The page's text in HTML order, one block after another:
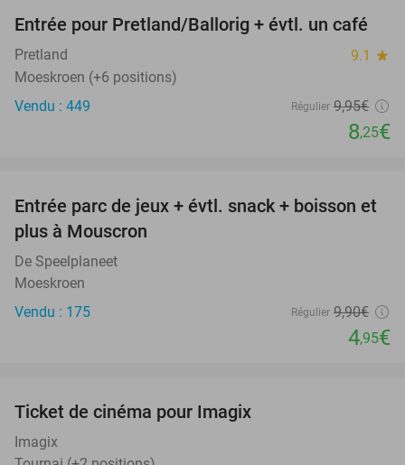
17%
Entrée pour Pretland/Ballorig + évtl. un café
Pretland 9.1 star
Moeskroen (+6 positions)
Vendu : 449
Régulier 9,95€
8,25€
50%
Entrée parc de jeux + évtl. snack + boisson et
plus à Mouscron
De Speelplaneet
Moeskroen
Vendu : 175
Régulier 9,90€
4,95€
Ticket de cinéma pour Imagix
Imagix